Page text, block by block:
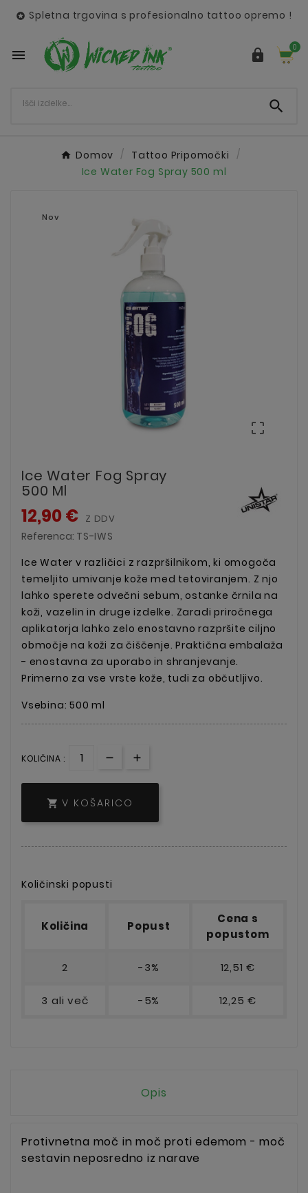
 Spletna trgovina s profesionalno tattoo opremo !
  0

Domov
Tattoo Pripomočki
Ice Water Fog Spray 500 ml
Nov

Ice Water Fog Spray
500 Ml
12,90 € Z DDV
Referenca: TS-IWS
Ice Water v različici z razpršilnikom, ki omogoča
temeljito umivanje kože med tetoviranjem. Z njo
lahko sperete odvečni sebum, ostanke črnila na
koži, vazelin in druge izdelke. Zaradi priročnega
aplikatorja lahko zelo enostavno razpršite ciljno
območje na koži za čiščenje. Praktična embalaža
- enostavna za uporabo in shranjevanje.
Primerno za vse vrste kože, tudi za občutljivo.
Vsebina: 500 ml
KOLIČINA :
 V KOŠARICO
Količinski popusti
Količina Popust
Cena s
popustom
2 -3% 12,51 €
3 ali več -5% 12,25 €
Opis
Protivnetna moč in moč proti edemom - moč
sestavin neposredno iz narave